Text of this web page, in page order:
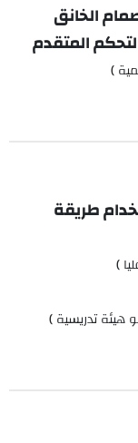
الخانق
)
طريقة
)
هيئة تدريسية )